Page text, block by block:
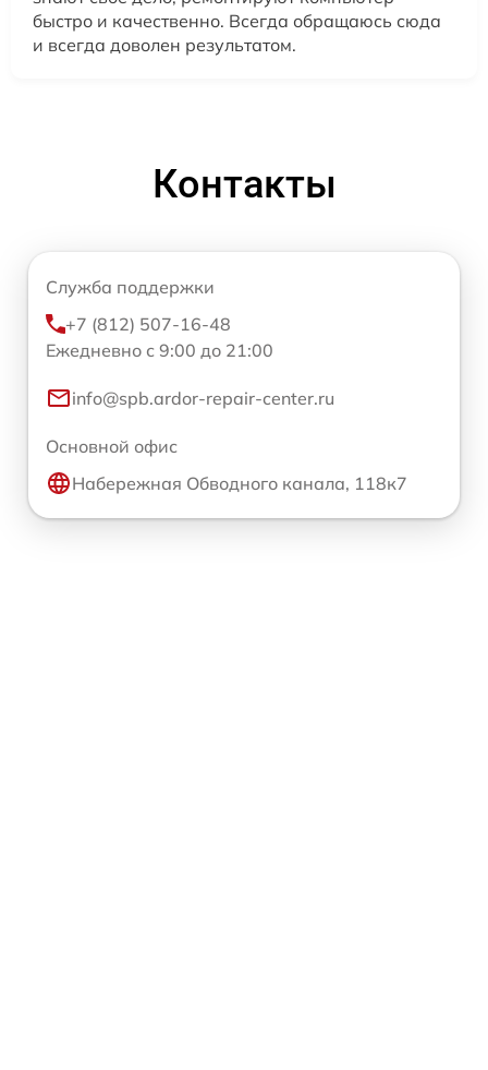
быстро и качественно. Всегда обращаюсь сюда
и всегда доволен результатом.
Контакты
Служба поддержки
+7 (812) 507-16-48
Ежедневно с 9:00 до 21:00
info@spb.ardor-repair-center.ru
Основной офис
Набережная Обводного канала, 118к7